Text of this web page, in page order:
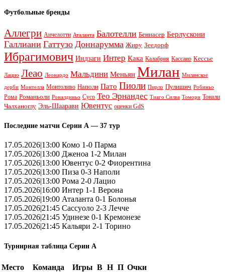
Футбольные бренды
Аллегри Анчелотти Аталанта Балотелли Беннасер Берлускони
Галлиани Гаттузо Доннарумма Жиру Зеедорф
Ибрагимович Индзаги Интер Кака Калабрия Кассано Кессье
Лацио Леао Леонардо Мальдини Меньян Милан Миланское
дерби Монтелла Монтоливо Наполи Пато Пиоли Пирло Пулишич Робиньо
Рома Романьоли Роналдиньо Сусо Тео Эрнандес Тиаго Силва Томори Тонали
Чалханоглу Эль-Шаарави Ювентус оценки GdS
Последние матчи Серии А — 37 тур
17.05.2026|13:00 Комо 1-0 Парма
17.05.2026|13:00 Дженоа 1-2 Милан
17.05.2026|13:00 Ювентус 0-2 Фиорентина
17.05.2026|13:00 Пиза 0-3 Наполи
17.05.2026|13:00 Рома 2-0 Лацио
17.05.2026|16:00 Интер 1-1 Верона
17.05.2026|19:00 Аталанта 0-1 Болонья
17.05.2026|21:45 Сассуоло 2-3 Лечче
17.05.2026|21:45 Удинезе 0-1 Кремонезе
17.05.2026|21:45 Кальяри 2-1 Торино
Турнирная таблица Серии А
Место Команда Игры В Н П Очки